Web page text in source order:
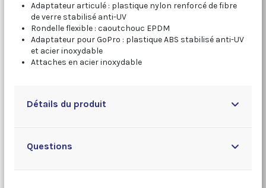
Adaptateur articulé : plastique nylon renforcé de fibre
de verre stabilisé anti-UV
Rondelle flexible : caoutchouc EPDM
Adaptateur pour GoPro : plastique ABS stabilisé anti-UV
et acier inoxydable
Attaches en acier inoxydable
Détails du produit
Questions